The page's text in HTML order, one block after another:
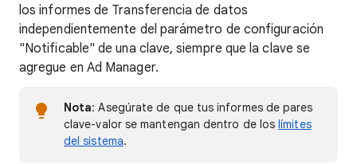
los informes de Transferencia de datos
independientemente del parámetro de configuración
"Notificable" de una clave, siempre que la clave se
agregue en Ad Manager.
Nota: Asegúrate de que tus informes de pares
clave-valor se mantengan dentro de loslímites
del sistema.